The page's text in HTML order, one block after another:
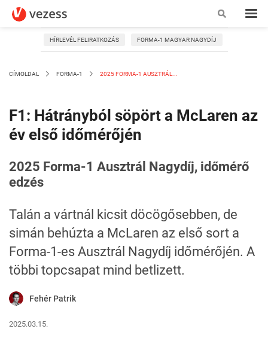
HÍRLEVÉL FELIRATKOZÁS FORMA-1 MAGYAR NAGYDÍJ
CÍMOLDAL FORMA-1 2025 FORMA-1 AUSZTRÁL...
F1: Hátrányból söpört a McLaren az
év első időmérőjén
2025 Forma-1 Ausztrál Nagydíj, időmérő
edzés
Talán a vártnál kicsit döcögősebben, de
simán behúzta a McLaren az első sort a
Forma-1-es Ausztrál Nagydíj időmérőjén. A
többi topcsapat mind betlizett.
Fehér Patrik
2025.03.15.